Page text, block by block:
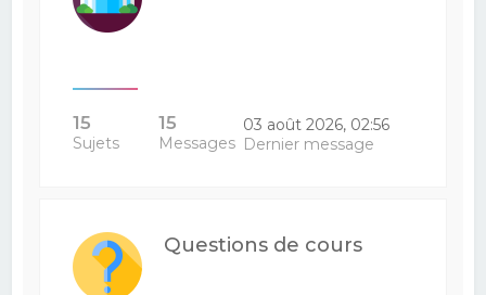
15
Sujets
15
Messages
03 août 2026, 02:56
Dernier message
Questions de cours